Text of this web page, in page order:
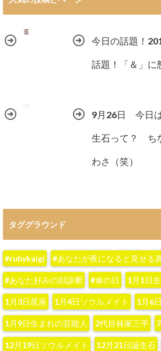
今日の話題！
話題！「＆」に
9月26日 今日
生石って？ ち
わさ（笑）
タググラウンド
#rubykaigi #あなたが夜になると見せる
#あなた好みの顔診断 #傘の日 1月1日
1月3日星座 1月4日ソウルメイト 1月6
1月9日生まれの芸能人 2代目林家三平
12月19日ソウルメイト 12月21日誕生石